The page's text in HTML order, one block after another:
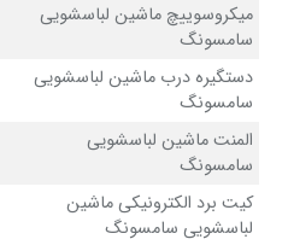
میکروسوییچ ماشین لباسشویی
سامسونگ
دستگیره درب ماشین لباسشویی
سامسونگ
المنت ماشین لباسشویی
سامسونگ
کیت برد الکترونیکی ماشین
لباسشویی سامسونگ